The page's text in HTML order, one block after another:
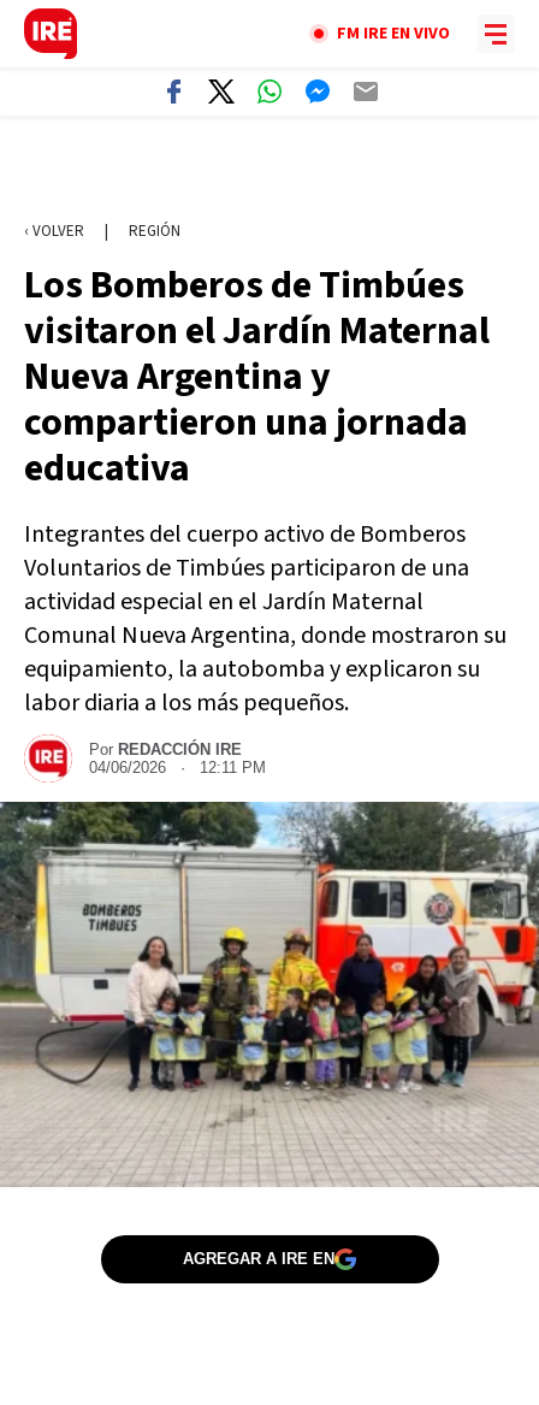
FM IRE EN VIVO
‹ VOLVER | REGIÓN
Los Bomberos de Timbúes
visitaron el Jardín Maternal
Nueva Argentina y
compartieron una jornada
educativa
Integrantes del cuerpo activo de Bomberos
Voluntarios de Timbúes participaron de una
actividad especial en el Jardín Maternal
Comunal Nueva Argentina, donde mostraron su
equipamiento, la autobomba y explicaron su
labor diaria a los más pequeños.
Por REDACCIÓN IRE
04/06/2026 · 12:11 PM
AGREGAR A IRE EN